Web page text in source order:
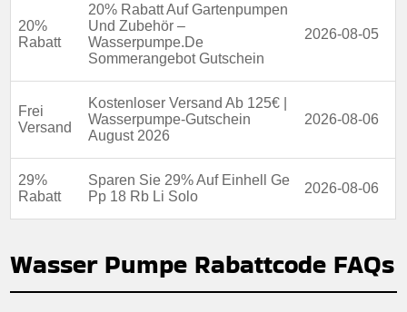
20%
Rabatt
20% Rabatt Auf Gartenpumpen
Und Zubehör –
Wasserpumpe.De
Sommerangebot Gutschein
2026-08-05
Frei
Versand
Kostenloser Versand Ab 125€ |
Wasserpumpe-Gutschein
August 2026
2026-08-06
29%
Rabatt
Sparen Sie 29% Auf Einhell Ge
Pp 18 Rb Li Solo
2026-08-06
Wasser Pumpe Rabattcode FAQs